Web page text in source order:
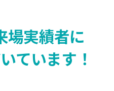
場実績者に
ています！